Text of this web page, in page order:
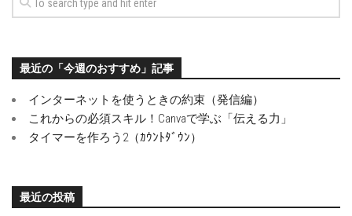
最近の「今週のおすすめ」記事
インターネットを使うときの約束（発信編）
これからの必須スキル！Canvaで学ぶ「伝える力」
タイマーを作ろう2（ｶｳﾝﾄﾀﾞｳﾝ）
最近の投稿